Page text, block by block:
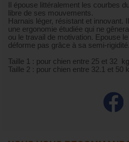
Il épouse littéralement les courbes
libre de ses mouvements.
Harnais léger, résistant et innovant.
une ergonomie étudiée qui ne
ou le travail de motivation. Epouse
déforme pas grâce à sa semi-rigidité.
Taille 1 : pour chien entre 25 et 32 kg
Taille 2 : pour chien entre 32.1 et 50